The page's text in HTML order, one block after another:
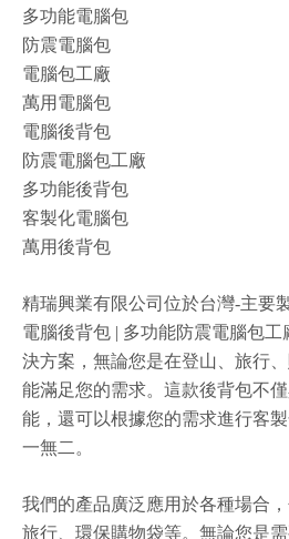
多功能電腦包
防震電腦包
電腦包工廠
萬用電腦包
電腦後背包
防震電腦包工廠
多功能後背包
客製化電腦包
萬用後背包
精瑞興業有限公司位於台灣-主要
電腦後背包 | 多功能防震電腦包
決方案，無論您是在登山、旅行
能滿足您的需求。這款後背包不
能，還可以根據您的需求進行客
一無二。
我們的產品廣泛應用於各種場合
旅行、環保購物袋等。無論您是